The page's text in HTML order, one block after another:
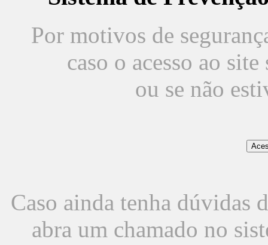
Por motivos de
caso o acesso ao
ou se não
Caso ainda tenha dúvidas
abra um chamado no